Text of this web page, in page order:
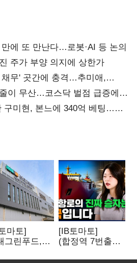
에 또 만난다…로봇·AI 등 논의
주가 부양 의지에 상한가
무' 곳간에 충격…추미애,
언 승부수
이 무산…코스닥 벌점 급증에
구미현, 본느에 340억 베팅…
마토]
그린푸드,
[IB토마토]
(합정역 7번출구)